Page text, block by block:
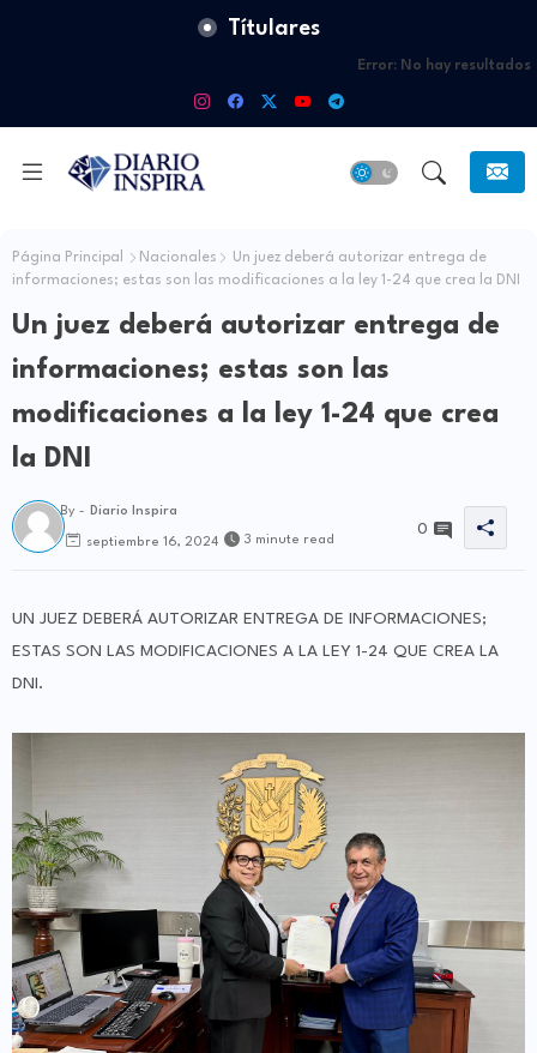
Títulares
Error: No hay resultados
Página Principal Nacionales
Un juez deberá autorizar entrega de
informaciones; estas son las modificaciones a la ley 1-24 que crea la DNI
Un juez deberá autorizar entrega de
informaciones; estas son las
modificaciones a la ley 1-24 que crea
la DNI
By - Diario Inspira
septiembre 16, 2024 3 minute read
0
UN JUEZ DEBERÁ AUTORIZAR ENTREGA DE INFORMACIONES;
ESTAS SON LAS MODIFICACIONES A LA LEY 1-24 QUE CREA LA
DNI.